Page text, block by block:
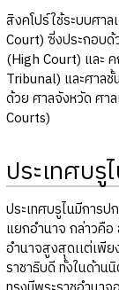
สิงคโปร์ใช้ระบบศา
Court) ซี่งประกอบ
(High Court) และ
Tribunal) และศาล
ด้วย ศาลจังหวัด ศา
Courts)
ประเทศบรู
ประเทศบรูไนมีการ
แยกอำนาจ กล่าวคือ
อำนาจสูงสุดเเต่เพี
ราชาธิบดี ทั้งในด้า